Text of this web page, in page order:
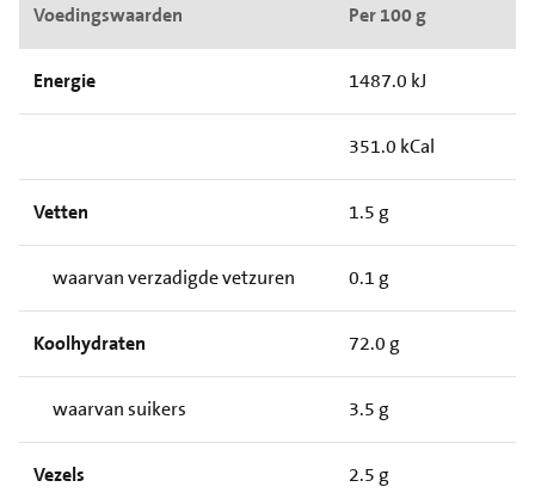
Voedingswaarden Per 100 g
Energie 1487.0 kJ
351.0 kCal
Vetten 1.5 g
waarvan verzadigde vetzuren 0.1 g
Koolhydraten 72.0 g
waarvan suikers 3.5 g
Vezels 2.5 g